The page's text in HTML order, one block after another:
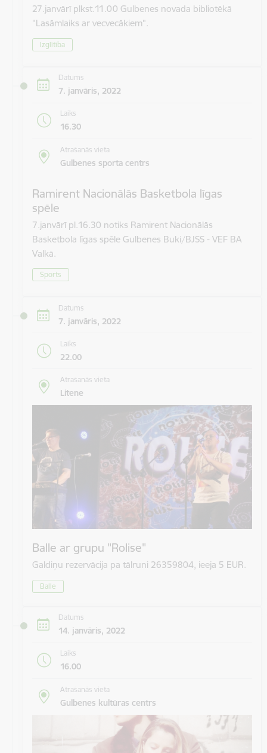
27.janvārī plkst.11.00 Gulbenes novada bibliotēkā
"Lasāmlaiks ar vecvecākiem".
Izglītība
Datums
7. janvāris, 2022
Laiks
16.30
Atrašanās vieta
Gulbenes sporta centrs
Ramirent Nacionālās Basketbola līgas
spēle
7.janvārī pl.16.30 notiks Ramirent Nacionālās
Basketbola līgas spēle Gulbenes Buki/BJSS - VEF BA
Valkā.
Sports
Datums
7. janvāris, 2022
Laiks
22.00
Atrašanās vieta
Litene
Balle ar grupu "Rolise"
Galdiņu rezervācija pa tālruni 26359804, ieeja 5 EUR.
Balle
Datums
14. janvāris, 2022
Laiks
16.00
Atrašanās vieta
Gulbenes kultūras centrs